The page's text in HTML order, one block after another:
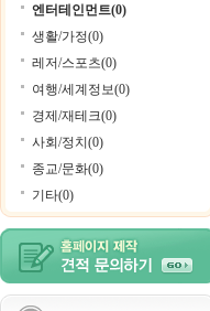
엔터테인먼트(0)
생활/가정(0)
레저/스포츠(0)
여행/세계정보(0)
경제/재테크(0)
사회/정치(0)
종교/문화(0)
기타(0)